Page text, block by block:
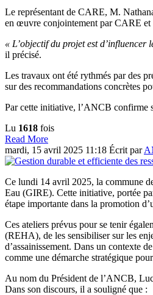
Le représentant de CARE, M.
en œuvre conjointement par CARE
« L’objectif du projet est
il précisé.
Les travaux ont été rythmés par des
sur des recommandations concrètes
Par cette initiative, l’ANCB confirme
Lu 1618 fois
Read More
mardi, 15 avril 2025 11:18 Écrit par
Ce lundi 14 avril 2025, la commune
Eau (GIRE). Cette initiative, portée
étape importante dans la promotion
Ces ateliers prévus pour se tenir
(REHA), de les sensibiliser sur les
d’assainissement. Dans un contexte
comme une démarche stratégique
Au nom du Président de l’ANCB,
Dans son discours, il a souligné que :